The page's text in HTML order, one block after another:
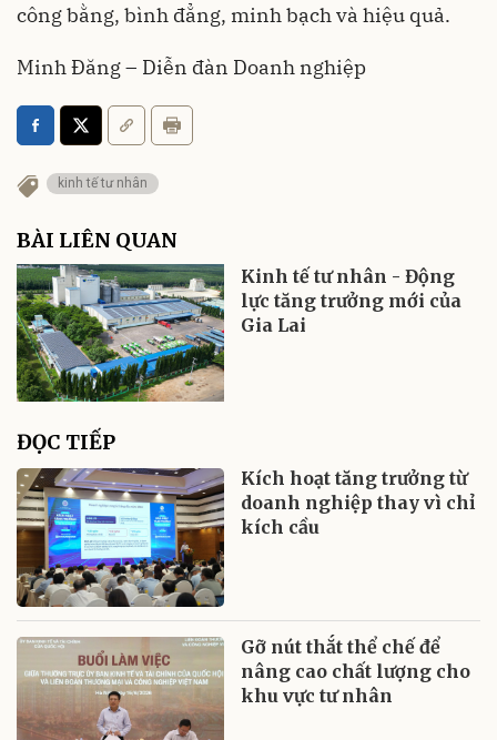
công bằng, bình đẳng, minh bạch và hiệu quả.
Minh Đăng – Diễn đàn Doanh nghiệp
kinh tế tư nhân
BÀI LIÊN QUAN
Kinh tế tư nhân - Động
lực tăng trưởng mới của
Gia Lai
ĐỌC TIẾP
Kích hoạt tăng trưởng từ
doanh nghiệp thay vì chỉ
kích cầu
Gỡ nút thắt thể chế để
nâng cao chất lượng cho
khu vực tư nhân